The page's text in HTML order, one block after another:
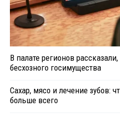
В палате регионов
бесхозного госимущества
Сахар, мясо и лечение зубов:
больше всего